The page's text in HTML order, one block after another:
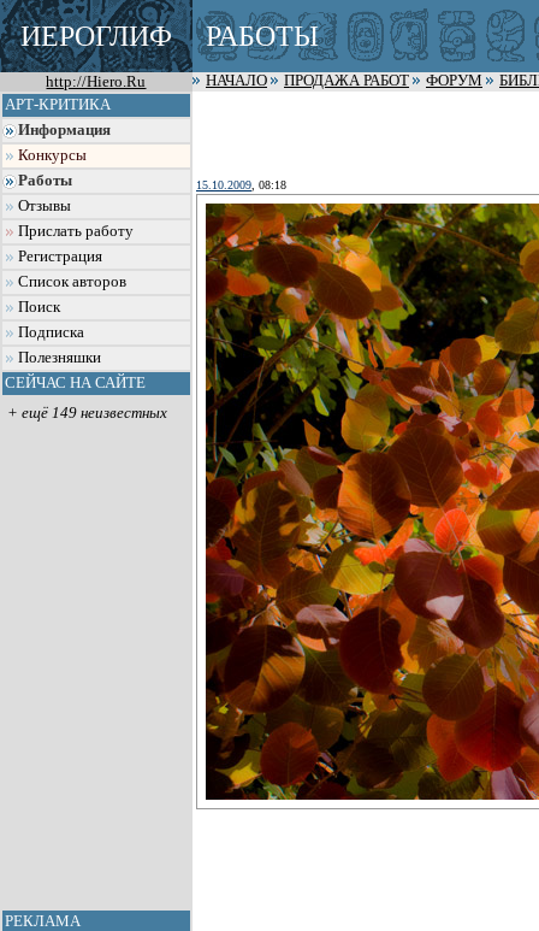
ИЕРОГЛИФ РАБОТЫ
http://Hiero.Ru НАЧАЛО ПРОДАЖА РАБОТ ФОРУМ
АРТ-КРИТИКА
Информация
Конкурсы
Работы
Отзывы
Прислать работу
Регистрация
Список авторов
Поиск
Подписка
Полезняшки
СЕЙЧАС НА САЙТЕ
+ ещё 149 неизвестных
РЕКЛАМА
15.10.2009 , 08:18